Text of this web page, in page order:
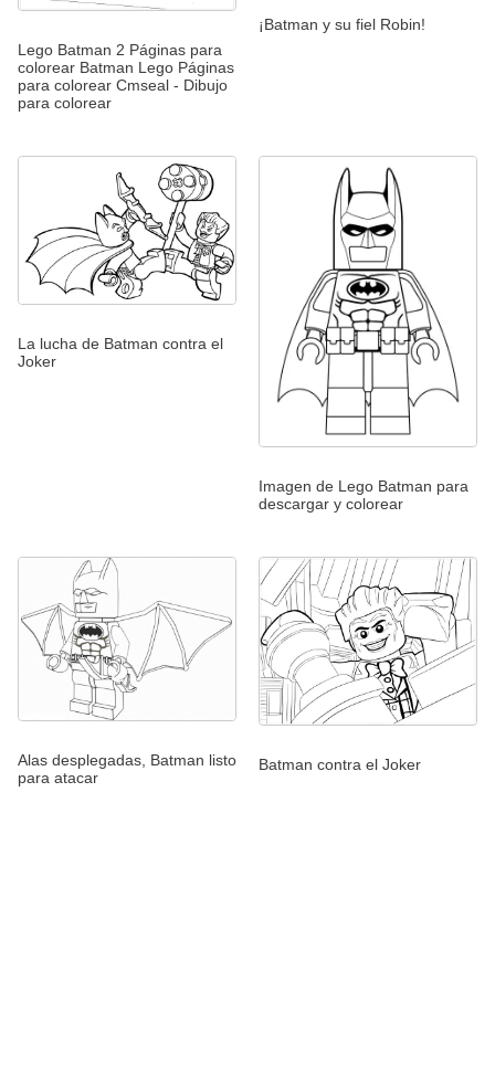
Lego Batman 2 Páginas para
colorear Batman Lego Páginas
para colorear Cmseal - Dibujo
para colorear
¡Batman y su fiel Robin!
La lucha de Batman contra el
Joker
Imagen de Lego Batman para
descargar y colorear
Alas desplegadas, Batman listo
para atacar
Batman contra el Joker